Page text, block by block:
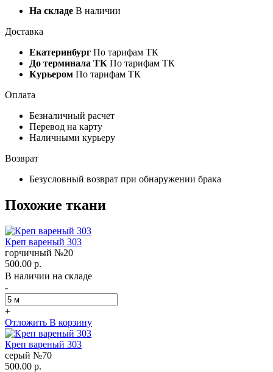
На складе В наличии
Доставка
Екатеринбург По тарифам ТК
До терминала ТК По тарифам ТК
Курьером По тарифам ТК
Оплата
Безналичный расчет
Перевод на карту
Наличными курьеру
Возврат
Безусловный возврат при обнаружении брака
Похожие ткани
Креп вареный 303
горчичный №20
500.00 р.
В наличии на складе
-
+
Отложить В корзину
Креп вареный 303
серый №70
500.00 р.